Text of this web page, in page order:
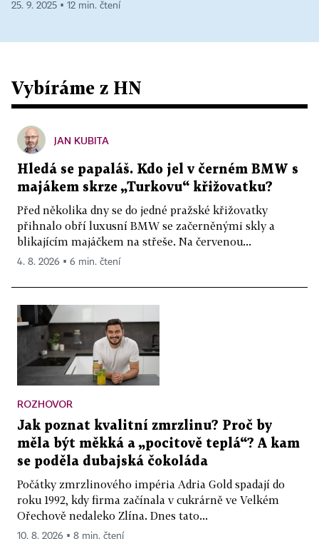
25. 9. 2025 ▪ 12 min. čtení
Vybíráme z HN
JAN KUBITA
Hledá se papaláš. Kdo jel v černém BMW s
majákem skrze „Turkovu“ křižovatku?
Před několika dny se do jedné pražské křižovatky
přihnalo obří luxusní BMW se začerněnými skly a
blikajícím majáčkem na střeše. Na červenou...
4. 8. 2026 ▪ 6 min. čtení
ROZHOVOR
Jak poznat kvalitní zmrzlinu? Proč by
měla být měkká a „pocitově teplá“? A kam
se poděla dubajská čokoláda
Počátky zmrzlinového impéria Adria Gold spadají do
roku 1992, kdy firma začínala v cukrárně ve Velkém
Ořechově nedaleko Zlína. Dnes tato...
10. 8. 2026 ▪ 8 min. čtení